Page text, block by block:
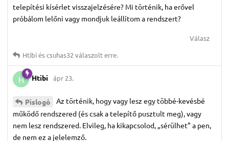
telepítési kísérlet visszajelzésére? Mi történik, ha erővel
próbálom lelőni vagy mondjuk leállítom a rendszert?
Válasz
Htibiéscsuhas32 válaszolt erre.
H Htibi ápr 23.
Pislogó
Az történik, hogy vagy lesz egy többé-kevésbé
működő rendszered (és csak a telepítő pusztult meg), vagy
nem lesz rendszered. Elvileg, ha kikapcsolod, „sérülhet” a pen,
de nem ez a jelelemző.